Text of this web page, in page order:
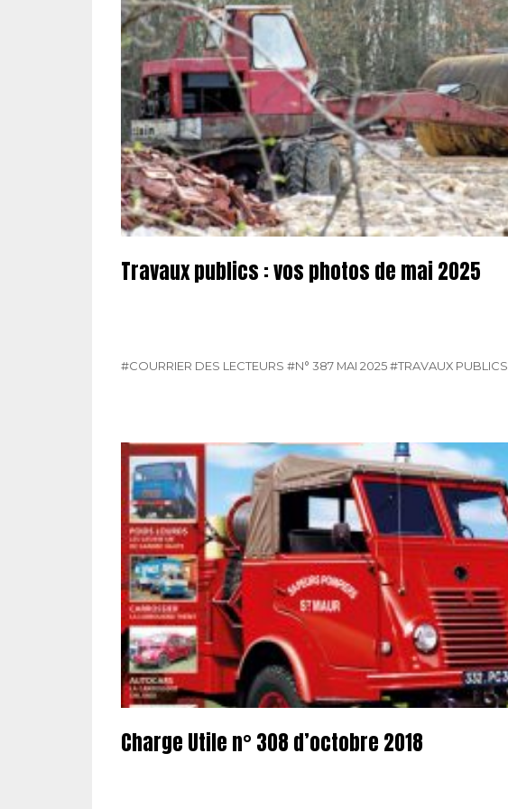
Travaux publics : vos photos de mai 2025
#COURRIER DES LECTEURS #N° 387 MAI 2025#TRAVAUX PUBLICS
Charge Utile n° 308 d’octobre 2018